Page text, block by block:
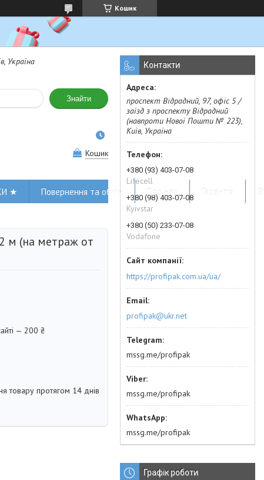
Кошик
Україна
Знайти
Кошик
★ Повернення та обмін Про нас Гарантія
2 м (на метраж от
— 200 ₴
товару протягом 14 днів
Контакти
проспект Відрадний, 97, офіс 5 /
заїзд з проспекту Відрадний
(навпроти Нової Пошти № 223),
Київ, Україна
+380 (93) 403-07-08
Lifecell
+380 (98) 403-07-08
Kyivstar
+380 (50) 233-07-08
Vodafone
https://profipak.com.ua/ua/
profipak@ukr.net
mssg.me/profipak
mssg.me/profipak
mssg.me/profipak
Графік роботи